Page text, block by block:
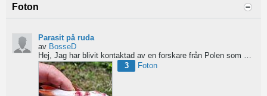
Foton
Parasit på ruda
av BosseD
Hej, Jag har blivit kontaktad av en forskare från Polen som är på jakt efter material av...
3
Foton